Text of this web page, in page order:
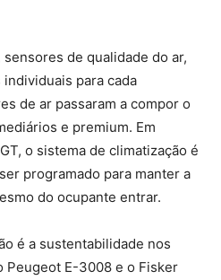
de qualidade do ar,
para cada
de ar passaram a compor o
e premium. Em
o sistema de climatização é
programado para manter a
do ocupante entrar.
é a sustentabilidade nos
Peugeot E-3008 e o Fisker